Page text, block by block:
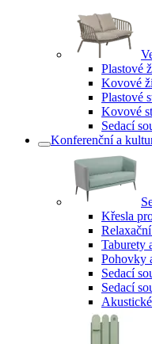
Plastové
Kovové
Plastové
Kovové
Sedací
Konferenční a
Křesla
Taburety
Pohovky
Sedací
Sedací